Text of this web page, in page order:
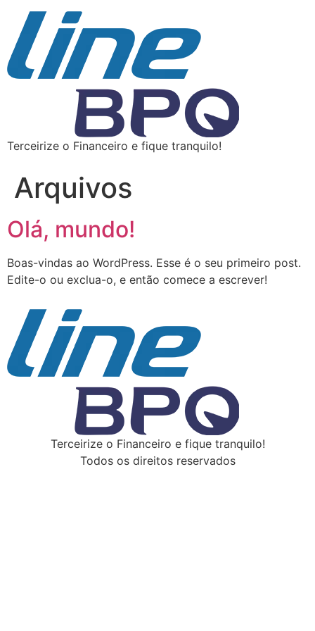
Terceirize o Financeiro e fique tranquilo!
Arquivos
Olá, mundo!
Boas-vindas ao WordPress. Esse é o seu primeiro post.
Edite-o ou exclua-o, e então comece a escrever!
Terceirize o Financeiro e fique tranquilo!
Todos os direitos reservados